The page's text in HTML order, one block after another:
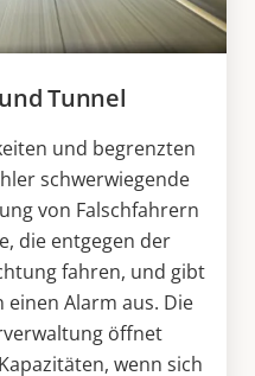
Tunnel
und begrenzten
schwerwiegende
von Falschfahrern
die entgegen der
fahren, und gibt
Alarm aus. Die
öffnet
wenn sich